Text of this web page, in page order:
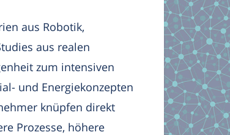
aus Robotik,
aus realen
zum intensiven
und Energiekonzepten
knüpfen direkt
Prozesse, höhere